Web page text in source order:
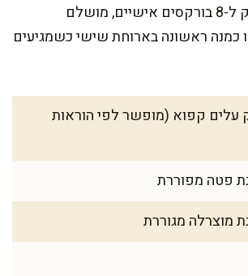
המתכון הזה מספיק ל-8 בורקסים אישיים, מושלם
ראשונה בארוחת שישי כשמגיעים
עלים קפוא (מופשר לפי הוראות